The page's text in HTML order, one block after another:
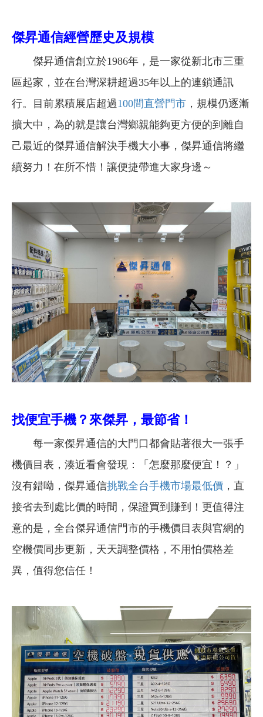
傑昇通信經營歷史及規模
傑昇通信創立於1986年，是一家從新北市三重
區起家，並在台灣深耕超過35年以上的連鎖通訊
行。目前累積展店超過100間直營門市 ，規模仍逐漸
擴大中，為的就是讓台灣鄉親能夠更方便的到離自
己最近的傑昇通信解決手機大小事，傑昇通信將繼
續努力！在所不惜！讓便捷帶進大家身邊～
找便宜手機？來傑昇，最節省！
每一家傑昇通信的大門口都會貼著很大一張手
機價目表，湊近看會發現：「怎麼那麼便宜！？」
沒有錯呦，傑昇通信挑戰全台手機市場最低價 ，直
接省去到處比價的時間，保證買到賺到！更值得注
意的是，全台傑昇通信門市的手機價目表與官網的
空機價同步更新，天天調整價格，不用怕價格差
異，值得您信任！